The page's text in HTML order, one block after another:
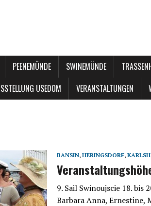
PEENEMÜNDE SWINEMÜNDE
USEDOM VERANSTALTUNGEN
BANSIN,HERINGSDORF,
9. Sail Swinoujscie 18. bis
Barbara Anna, Ernestine,